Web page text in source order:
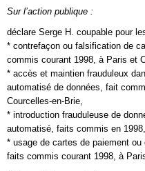
Sur l’action publique :
déclare Serge H. coupable pour
* contrefaçon ou falsification de
commis courant 1998, à Paris et
* accès et maintien frauduleux
automatisé de données, fait
Courcelles-en-Brie,
* introduction frauduleuse de
automatisé, faits commis en
* usage de cartes de paiement
faits commis courant 1998, à